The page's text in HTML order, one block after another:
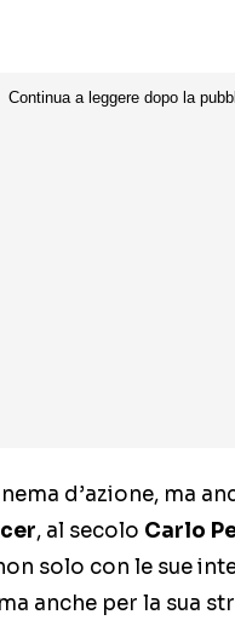
d’azione, ma
, al secolo Carlo
solo con le sue
anche per la sua